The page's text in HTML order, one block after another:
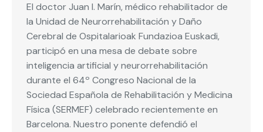
El doctor Juan I. Marín, médico rehabilitador de
la Unidad de Neurorrehabilitación y Daño
Cerebral de Ospitalarioak Fundazioa Euskadi,
participó en una mesa de debate sobre
inteligencia artificial y neurorrehabilitación
durante el 64º Congreso Nacional de la
Sociedad Española de Rehabilitación y Medicina
Física (SERMEF) celebrado recientemente en
Barcelona. Nuestro ponente defendió el